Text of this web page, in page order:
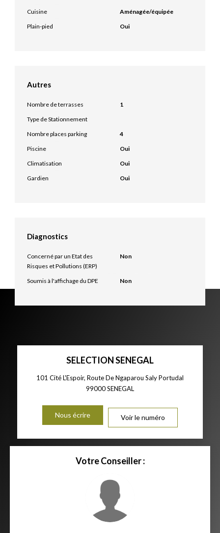
Cuisine
Aménagée/équipée
Plain-pied
Oui
Autres
Nombre de terrasses
1
Type de Stationnement
Nombre places parking
4
Piscine
Oui
Climatisation
Oui
Gardien
Oui
Diagnostics
Concerné par un Etat des
Risques et Pollutions (ERP)
Non
Soumis à l'affichage du DPE Non
SELECTION SENEGAL
101 Cité L'Espoir, Route De Ngaparou Saly Portudal
99000SENEGAL
Nous écrire Voir le numéro
Votre Conseiller :